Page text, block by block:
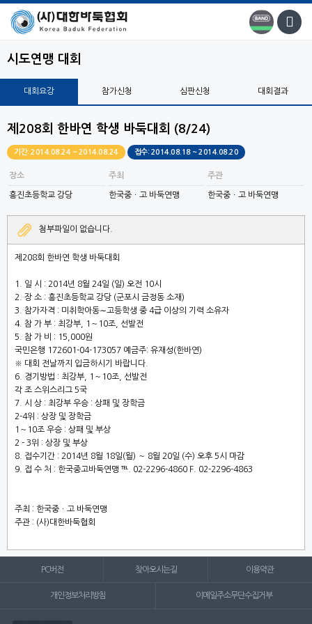
시도연맹 대회
대회요강 참가신청 심판신청 대회결과
제208회 한바연 학생 바둑대회 (8/24)
기간: 2014.08.24 ~ 2014.08.24 접수: 2014.08.18 ~ 2014.08.20
장소
흥진초등학교 강당
주최
한국중ㆍ고 바둑연맹
주관
한국중ㆍ고 바둑연맹
첨부파일이 없습니다.
제208회 한바연 학생 바둑대회
1. 일 시 : 2014년 8월 24일 (일) 오전 10시
2. 장 소 : 흥진초등학교 강당 (군포시 금정동 소재)
3. 참가자격 : 미취학아동∼고등학생 중 4급 이상의 기력 소유자
4. 참 가 부 : 최강부, 1～10조, 선발전
5. 참 가 비 : 15,000원
국민은행 172601-04-173057 예금주: 유재성(한바연)
※ 대회 전날까지 입금하시기 바랍니다.
6. 경기방법 : 최강부, 1～10조, 선발전
각 조 스위스리그 5국
7. 시 상 : 최강부 우승 : 상패 및 장학금
2-4위 : 상장 및 장학금
1～10조 우승 : 상패 및 부상
2 - 3위 : 상장 및 부상
8. 접수기간 : 2014년 8월 18일(월) ～ 8월 20일 (수) 오후 5시 마감
9. 접 수 처 : 한국중고바둑연맹 ℡. 02-2296-4860 F. 02-2296-4863
주최 : 한국중ㆍ고 바둑연맹
주관 : (사)대한바둑협회
PC버전 찾아오시는길 이용약관
개인정보처리방침 이메일주소무단수집거부